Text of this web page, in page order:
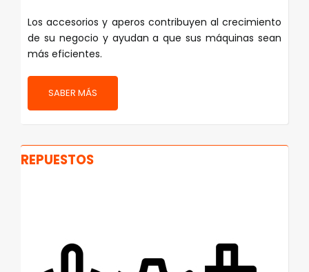
Los accesorios y aperos contribuyen al crecimiento
de su negocio y ayudan a que sus máquinas sean
más eficientes.
SABER MÁS
REPUESTOS